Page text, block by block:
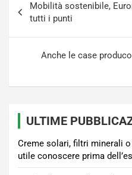
articoli
Mobilità sostenibile,
tutti i punti
Anche le case
ULTIME
Creme solari, filtri minerali
utile conoscere prima